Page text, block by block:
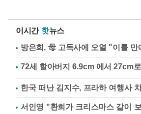
이시간 핫뉴스
방은희, 母 고독사에 오열 "이틀 만
한국 떠난 김지수, 프라하 여행사
서인영 "환희가 크리스마스 같이